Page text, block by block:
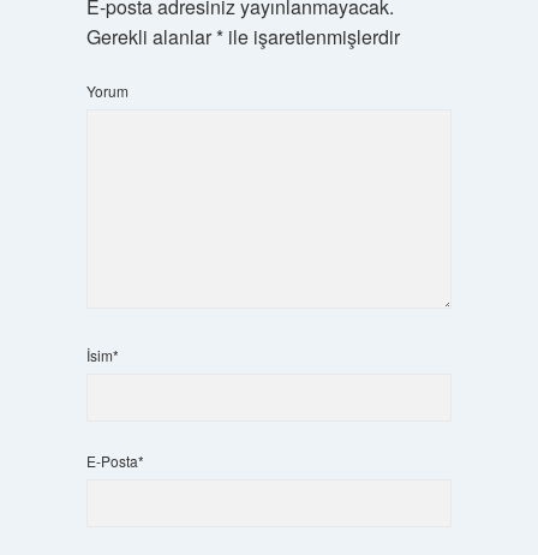
E-posta adresiniz yayınlanmayacak.
Gerekli alanlar*ile işaretlenmişlerdir
Yorum
İsim*
E-Posta*